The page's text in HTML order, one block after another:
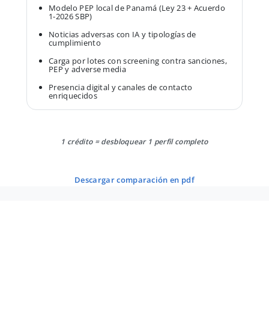
Modelo PEP local de Panamá (Ley 23 + Acuerdo
1-2026 SBP)
Noticias adversas con IA y tipologías de
cumplimiento
Carga por lotes con screening contra sanciones,
PEP y adverse media
Presencia digital y canales de contacto
enriquecidos
1 crédito = desbloquear 1 perfil completo
descargar comparación en pdf